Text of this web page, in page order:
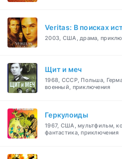
Veritas: В поисках
2003, США, драма,
Щит и меч
1968, СССР, Польша,
военный, приключения
Геркулоиды
1967, США, мультфильм,
фантастика, приключения